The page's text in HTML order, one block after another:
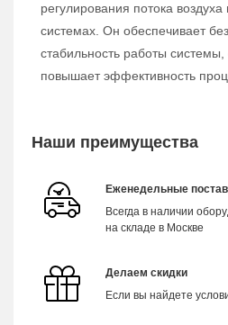
регулирования потока
системах. Он обеспечивает
стабильность работы системы,
повышает эффективность
Наши преимущества
Еженедельные
Всегда в наличии
на складе в Москве
Делаем скидки
Если вы найдете